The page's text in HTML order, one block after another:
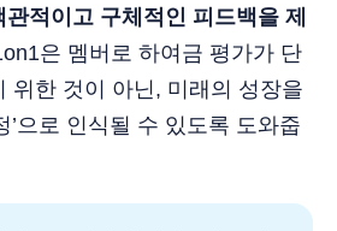
적이고 구체적인 피드백을 제
은 멤버로 하여금 평가가 단
위한 것이 아닌, 미래의 성장을
’으로 인식될 수 있도록 도와줍